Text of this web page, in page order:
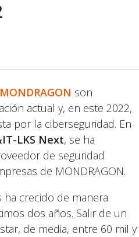
MONDRAGON son
actual y, en este 2022,
por la ciberseguridad. En
LKS Next, se ha
de seguridad
de MONDRAGON.
crecido de manera
dos años. Salir de un
de media, entre 60 mil y